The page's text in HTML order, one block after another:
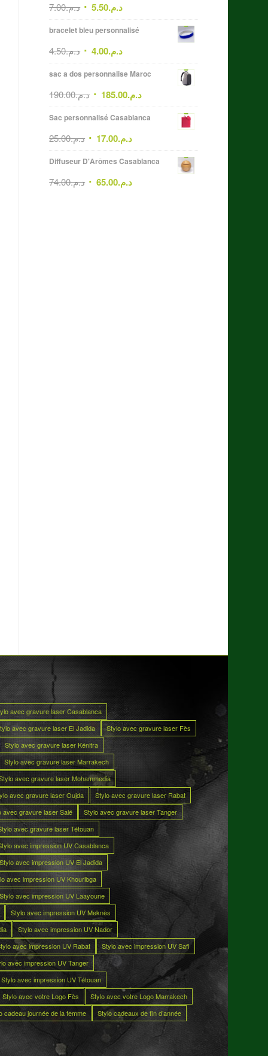
د.م.7.00 د.م.5.50
bracelet bleu personnalisé
د.م.4.50 د.م.4.00
sac a dos personnalise Maroc
د.م.190.00 د.م.185.00
Sac personnalisé Casablanca
د.م.25.00 د.م.17.00
Diffuseur D'Arômes Casablanca
د.م.74.00 د.م.65.00
avec gravure laser Casablanca
avec gravure laser El Jadida
Stylo avec gravure laser Fès
Stylo avec gravure laser Kénitra
Stylo avec gravure laser Marrakech
avec gravure laser Mohammedia
avec gravure laser Oujda
Stylo avec gravure laser Rabat
avec gravure laser Salé
Stylo avec gravure laser Tanger
avec gravure laser Tétouan
avec impression UV Casablanca
Stylo avec impression UV El Jadida
avec impression UV Khouribga
Stylo avec impression UV Laayoune
Stylo avec impression UV Meknès
Stylo avec impression UV Nador
avec impression UV Rabat
Stylo avec impression UV Safi
avec impression UV Tanger
Stylo avec impression UV Tétouan
Stylo avec votre Logo Fès
Stylo avec votre Logo Marrakech
cadeau journée de la femme
Stylo cadeaux de fin d’année